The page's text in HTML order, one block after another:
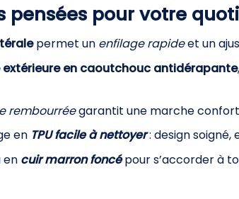
pensées pour votre
permet un enfilage rapideet un
extérieure en caoutchouc antidérapante
rembourréegarantit une marche
en TPU facile à nettoyer: design soigné,
cuir marron foncépour s’accorder à